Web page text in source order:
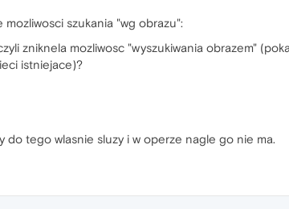
szukania "wg obrazu":
zniknela mozliwosc "wyszukiwania obrazem"
istniejace)?
do tego wlasnie sluzy i w operze nagle go nie ma.